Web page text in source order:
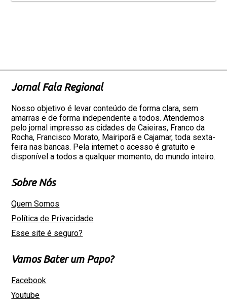
Jornal Fala Regional
Nosso objetivo é levar conteúdo de forma clara, sem
amarras e de forma independente a todos. Atendemos
pelo jornal impresso as cidades de Caieiras, Franco da
Rocha, Francisco Morato, Mairiporã e Cajamar, toda sexta-
feira nas bancas. Pela internet o acesso é gratuito e
disponível a todos a qualquer momento, do mundo inteiro.
Sobre Nós
Quem Somos
Política de Privacidade
Esse site é seguro?
Vamos Bater um Papo?
Facebook
Youtube